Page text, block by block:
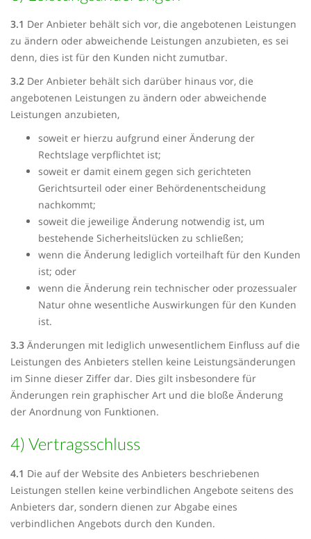
3.1 Der Anbieter behält sich vor, die angebotenen Leistungen
zu ändern oder abweichende Leistungen anzubieten, es sei
denn, dies ist für den Kunden nicht zumutbar.
3.2 Der Anbieter behält sich darüber hinaus vor, die
angebotenen Leistungen zu ändern oder abweichende
Leistungen anzubieten,
soweit er hierzu aufgrund einer Änderung der
Rechtslage verpflichtet ist;
soweit er damit einem gegen sich gerichteten
Gerichtsurteil oder einer Behördenentscheidung
nachkommt;
soweit die jeweilige Änderung notwendig ist, um
bestehende Sicherheitslücken zu schließen;
wenn die Änderung lediglich vorteilhaft für den Kunden
ist; oder
wenn die Änderung rein technischer oder prozessualer
Natur ohne wesentliche Auswirkungen für den Kunden
ist.
3.3 Änderungen mit lediglich unwesentlichem Einfluss auf die
Leistungen des Anbieters stellen keine Leistungsänderungen
im Sinne dieser Ziffer dar. Dies gilt insbesondere für
Änderungen rein graphischer Art und die bloße Änderung
der Anordnung von Funktionen.
4) Vertragsschluss
4.1 Die auf der Website des Anbieters beschriebenen
Leistungen stellen keine verbindlichen Angebote seitens des
Anbieters dar, sondern dienen zur Abgabe eines
verbindlichen Angebots durch den Kunden.